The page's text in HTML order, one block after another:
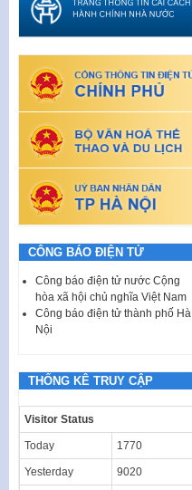
CÔNG BÁO ĐIỆN TỬ
Công báo điện tử nước Cộng
hòa xã hội chủ nghĩa Việt Nam
Công báo điện tử thành phố Hà
Nội
THỐNG KÊ TRUY CẬP
Visitor Status
Today 1770
Yesterday 9020